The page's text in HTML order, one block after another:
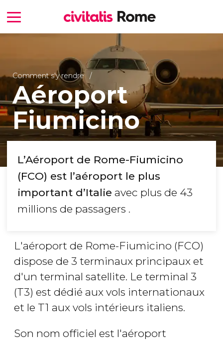
Comment s'y rendre
Aéroport
Fiumicino
L’Aéroport de Rome-Fiumicino
(FCO) est l’aéroport le plus
important d’Italie avec plus de 43
millions de passagers .
L'aéroport de Rome-Fiumicino (FCO)
dispose de 3 terminaux principaux et
d'un terminal satellite. Le terminal 3
(T3) est dédié aux vols internationaux
et le T1 aux vols intérieurs italiens.
Son nom officiel est l'aéroport